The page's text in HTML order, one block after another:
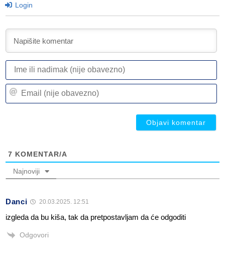
Login
7 KOMENTAR/A
Najnoviji
Danci 20.03.2025. 12:51
izgleda da bu kiša, tak da pretpostavljam da će odgoditi
Odgovori